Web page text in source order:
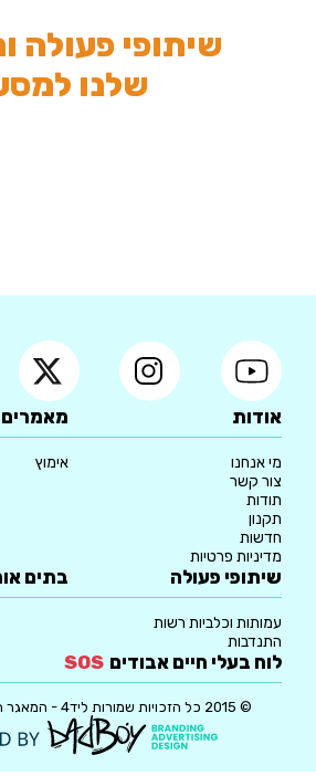
שיתופי פעולה
שלנו
אודות
מי אנחנו
צור קשר
תודות
תקנון
חדשות
מדיניות פרטיות
מאמרים
אימוץ
שיתופי פעולה
עמותות וכלביות רשות
התנדבות
בתים
לוח בעלי חיים אבודים SOS
© 2015 כל הזכויות שמורות ליד4 - המאגר הארצי לאימוץ כלבים